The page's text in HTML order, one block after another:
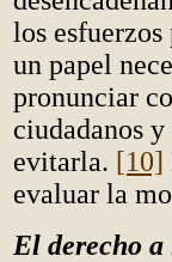
los
un papel
pronunciar
ciudadanos
evitarla. [10]
evaluar la
El derecho